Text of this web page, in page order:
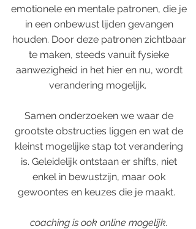
emotionele en mentale patronen, die je
in een onbewust lijden gevangen
houden. Door deze patronen zichtbaar
te maken, steeds vanuit fysieke
aanwezigheid in het hier en nu, wordt
verandering mogelijk.
Samen onderzoeken we waar de
grootste obstructies liggen en wat de
kleinst mogelijke stap tot verandering
is. Geleidelijk ontstaan er shifts, niet
enkel in bewustzijn, maar ook
gewoontes en keuzes die je maakt.
coaching is ook online mogelijk.